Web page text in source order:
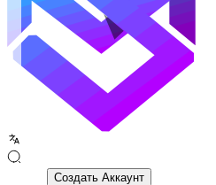
Создать Аккаунт